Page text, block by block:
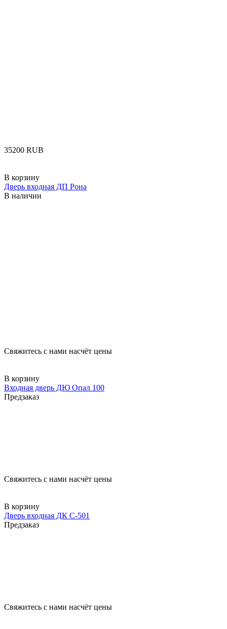
‍35200‍ RUB
В корзину
Дверь входная ДП Рона
В наличии
Свяжитесь с нами насчёт цены
В корзину
Входная дверь ДЮ Опал 100
Предзаказ
Свяжитесь с нами насчёт цены
В корзину
Дверь входная ДК С-501
Предзаказ
Свяжитесь с нами насчёт цены